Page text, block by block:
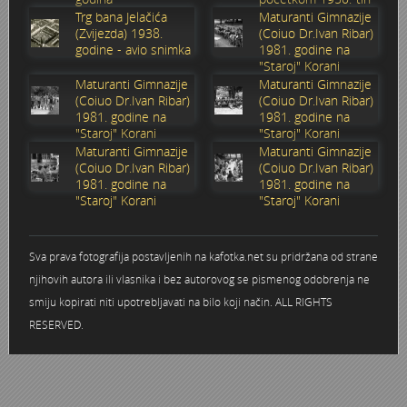
Stoljetna poplava 1939.
Tvornica potkivačkih čavala Mustad-Karlovac
Boksački klub Velebit
Banija - poplava 4. 12. 1966.
Autobusna stanica na Korzu
Auto cross
AMD Zanatlija
Adamo klub
Mala scena 1987. - Le Cinema
Marina Perazić, Davor Tolja (Denis&Denis) i Edi Kraljić
Maturanti Gimnazije 1988. godine
Motocross
NULA
Nepokoreni grad - Trojanski konj (epizoda)
Zavjet Petra Grgeca - 1998.
Mimohod 23. kolovoza 1995.
Ekonomska škola - ratne godine
Dubravko Halovanić - Ratne godine
Crkva Sv. Doroteje - 1991.
Frizerski salon Gerber (Kopf) - utemeljen 1924.
Gimnazijska i Ekonomska zbornica - Igor Mihelić
INKASATOR
Karlovački fotograf Josip Žunić
Obitelj Klemenčić
Krešimir Botković - RAZGLEDNICE
Krešimir Perušić - Nogomet
godina
Trg bana Jelačića
(Zvijezda) 1938.
godine - avio snimka
Maturanti Gimnazije
(Coiuo Dr.Ivan Ribar)
1981. godine na
"Staroj" Korani
Maturanti Gimnazije
(Coiuo Dr.Ivan Ribar)
1981. godine na
"Staroj" Korani
Maturanti Gimnazije
(Coiuo Dr.Ivan Ribar)
1981. godine na
"Staroj" Korani
Maturanti Gimnazije
(Coiuo Dr.Ivan Ribar)
1981. godine na
"Staroj" Korani
Maturanti Gimnazije
(Coiuo Dr.Ivan Ribar)
1981. godine na
"Staroj" Korani
Sva prava fotografija postavljenih na kafotka.net su pridržana od strane
njihovih autora ili vlasnika i bez autorovog se pismenog odobrenja ne
smiju kopirati niti upotrebljavati na bilo koji način. ALL RIGHTS
RESERVED.